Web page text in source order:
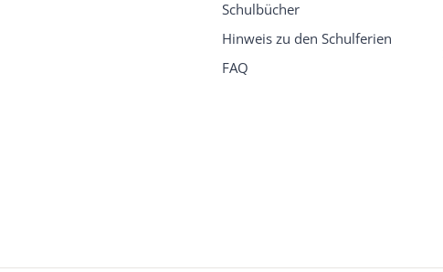
Schulbücher
Hinweis zu den Schulferien
FAQ